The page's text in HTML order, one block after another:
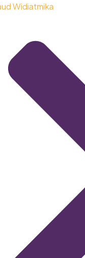
Widiatmika